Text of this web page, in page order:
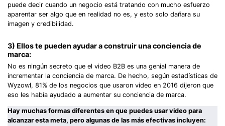
puede decir cuando un negocio está tratando con mucho esfuerzo
aparentar ser algo que en realidad no es, y esto solo dañara su
imagen y credibilidad.
3) Ellos te pueden ayudar a construir una conciencia de
marca:
No es ningún secreto que el video B2B es una genial manera de
incrementar la conciencia de marca. De hecho, según estadísticas de
Wyzowl, 81% de los negocios que usaron video en 2016 dijeron que
eso les había ayudado a aumentar su conciencia de marca.
Hay muchas formas diferentes en que puedes usar video para
alcanzar esta meta, pero algunas de las más efectivas incluyen: